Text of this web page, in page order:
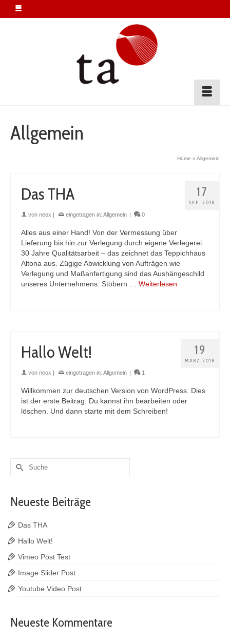
Allgemein
Home » Allgemein
17
SEP. 2018
Das THA
von neox | eingetragen in: Allgemein | 0
Alles aus einer Hand! Von der Vermessung über
Lieferung bis hin zur Verlegung durch eigene Verlegerei.
30 Jahre Qualitätsarbeit – das zeichnet das Teppichhaus
Altona aus. Zügige Abwicklung von Aufträgen wie
Verlegung und Maßanfertigung sind das Aushängeschild
unseres Unternehmens. Stöbern … Weiterlesen
19
MÄRZ 2018
Hallo Welt!
von neox | eingetragen in: Allgemein | 1
Willkommen zur deutschen Version von WordPress. Dies
ist der erste Beitrag. Du kannst ihn bearbeiten oder
löschen. Und dann starte mit dem Schreiben!
Suche
nach:
Neueste Beiträge
Das THA
Hallo Welt!
Vimeo Post Test
Image Slider Post
Youtube Video Post
Neueste Kommentare